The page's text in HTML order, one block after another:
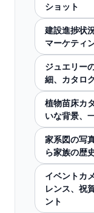
ショット
建設進捗状
マーケティ
ジュエリー
細、カタロ
植物苗床カ
いな背景、
家系図の写
ら家族の歴
イベントカ
レンス、祝
ント